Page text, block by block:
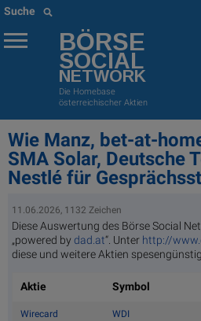
Suche
BÖRSE
SOCIAL
NETWORK
Die Homebase
österreichischer Aktien
Wie Manz, bet-at-
SMA Solar, Deutsche
Nestlé für
11.06.2026, 1132 Zeichen
Diese Auswertung des Börse Social
„powered by dad.at“. Unter http://
diese und weitere Aktien
Aktie Symbol
Wirecard WDI